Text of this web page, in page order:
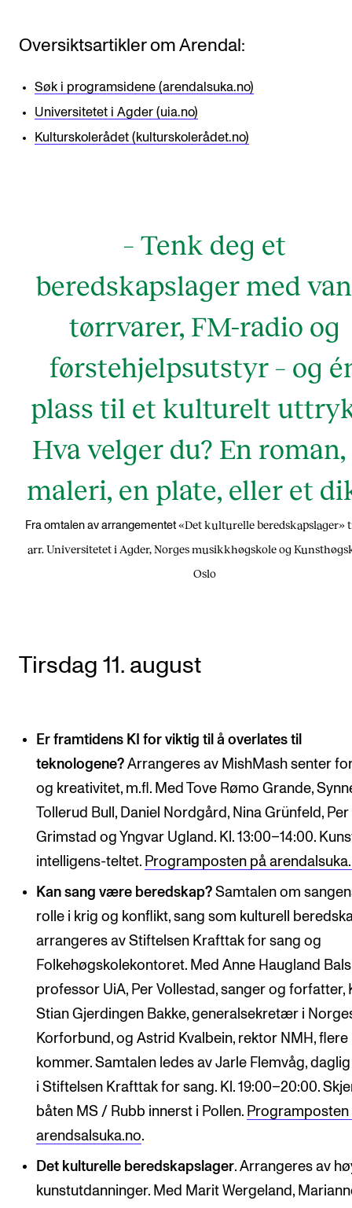
Oversiktsartikler om Arendal:
Søk i programsidene (arendalsuka.no)
Universitetet i Agder (uia.no)
Kulturskolerådet (kulturskolerådet.no)
– Tenk deg et
beredskapslager med
tørrvarer, FM-radio og
førstehjelpsutstyr – og
plass til et kulturelt
Hva velger du? En
maleri, en plate, eller et
Fra omtalen av arrangementet «Det kulturelle beredskapslager»
arr. Universitetet i Agder, Norges musikkhøgskole og
Oslo
Tirsdag 11. august
Er framtidens KI for viktig til å overlates til
teknologene? Arrangeres av MishMash senter
og kreativitet, m.fl. Med Tove Rømo Grande,
Tollerud Bull, Daniel Nordgård, Nina Grünfeld, Per
Grimstad og Yngvar Ugland. Kl. 13:00–14:00.
intelligens-teltet. Programposten på
Kan sang være beredskap? Samtalen om
rolle i krig og konflikt, sang som kulturell
arrangeres av Stiftelsen Krafttak for sang og
Folkehøgskolekontoret. Med Anne Haugland
professor UiA, Per Vollestad, sanger og forfatter,
Stian Gjerdingen Bakke, generalsekretær i
Korforbund, og Astrid Kvalbein, rektor NMH, flere
kommer. Samtalen ledes av Jarle Flemvåg,
i Stiftelsen Krafttak for sang. Kl. 19:00–20:00.
båten MS / Rubb innerst i Pollen. Programposten
arendsalsuka.no.
Det kulturelle beredskapslager. Arrangeres av
kunstutdanninger. Med Marit Wergeland,